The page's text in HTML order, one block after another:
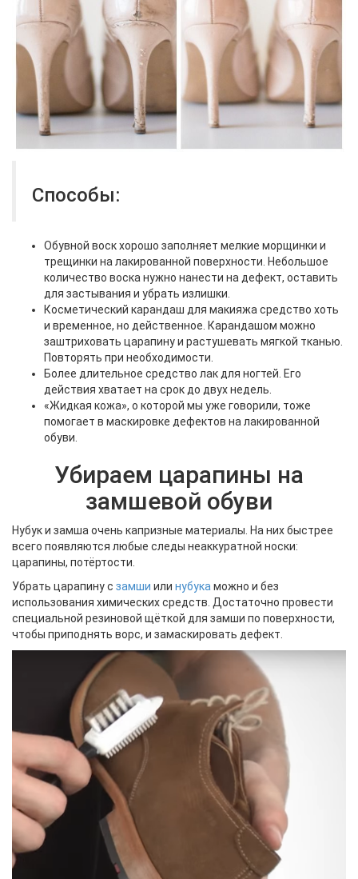
Способы:
Обувной воск хорошо заполняет мелкие морщинки и
трещинки на лакированной поверхности. Небольшое
количество воска нужно нанести на дефект, оставить
для застывания и убрать излишки.
Косметический карандаш для макияжа средство хоть
и временное, но действенное. Карандашом можно
заштриховать царапину и растушевать мягкой тканью.
Повторять при необходимости.
Более длительное средство лак для ногтей. Его
действия хватает на срок до двух недель.
«Жидкая кожа», о которой мы уже говорили, тоже
помогает в маскировке дефектов на лакированной
обуви.
Убираем царапины на
замшевой обуви
Нубук и замша очень капризные материалы. На них быстрее
всего появляются любые следы неаккуратной носки:
царапины, потёртости.
Убрать царапину с замши или нубука можно и без
использования химических средств. Достаточно провести
специальной резиновой щёткой для замши по поверхности,
чтобы приподнять ворс, и замаскировать дефект.